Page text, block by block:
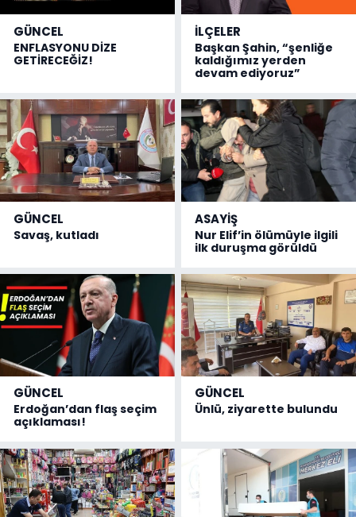
GÜNCEL
ENFLASYONU DİZE
GETİRECEĞİZ!
İLÇELER
Başkan Şahin, “şenliğe
kaldığımız yerden
devam ediyoruz”
GÜNCEL
Savaş, kutladı
ASAYİŞ
Nur Elif’in ölümüyle ilgili
ilk duruşma görüldü
GÜNCEL
Erdoğan’dan flaş seçim
açıklaması!
GÜNCEL
Ünlü, ziyarette bulundu